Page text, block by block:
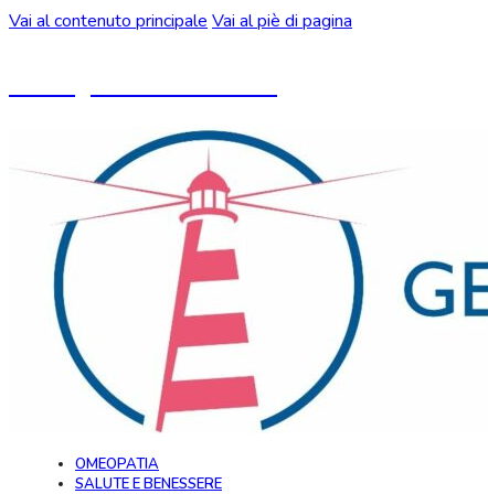
Vai al contenuto principale Vai al piè di pagina
OMEOPATIA
SALUTE E BENESSERE